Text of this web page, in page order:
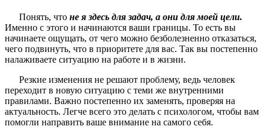
Понять, что не я здесь для задач, а они для моей цели.
Именно с этого и начинаются ваши границы. То есть вы
начинаете ощущать, от чего можно безболезненно отказаться,
чего подвинуть, что в приоритете для вас. Так вы постепенно
налаживаете ситуацию на работе и в жизни.
Резкие изменения не решают проблему, ведь человек
переходит в новую ситуацию с теми же внутренними
правилами. Важно постепенно их заменять, проверяя на
актуальность. Легче всего это делать с психологом, чтобы вам
помогли направить ваше внимание на самого себя.